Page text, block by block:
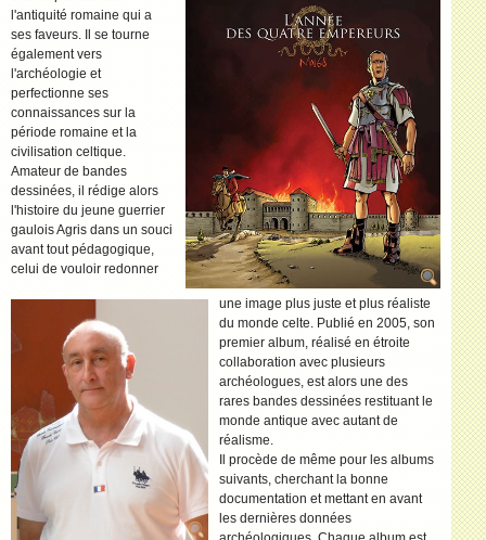
l'antiquité romaine qui a
ses faveurs. Il se tourne
également vers
l'archéologie et
perfectionne ses
connaissances sur la
période romaine et la
civilisation celtique.
Amateur de bandes
dessinées, il rédige alors
l'histoire du jeune guerrier
gaulois Agris dans un souci
avant tout pédagogique,
celui de vouloir redonner
une image plus juste et plus réaliste
du monde celte. Publié en 2005, son
premier album, réalisé en étroite
collaboration avec plusieurs
archéologues, est alors une des
rares bandes dessinées restituant le
monde antique avec autant de
réalisme.
Il procède de même pour les albums
suivants, cherchant la bonne
documentation et mettant en avant
les dernières données